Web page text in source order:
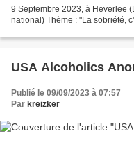
9 Septembre 2023, à Heverlee
national) Thème : "La sobriété,
USA Alcoholics
Publié le 09/09/2023 à 07:57
Par kreizker